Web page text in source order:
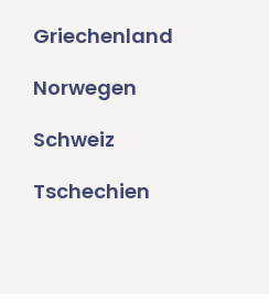
Griechenland
Norwegen
Schweiz
Tschechien